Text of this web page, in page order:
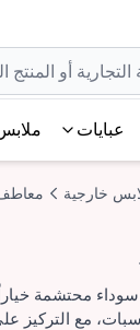
عبايات
خارجية
محتشمة خياراً
مع التركيز